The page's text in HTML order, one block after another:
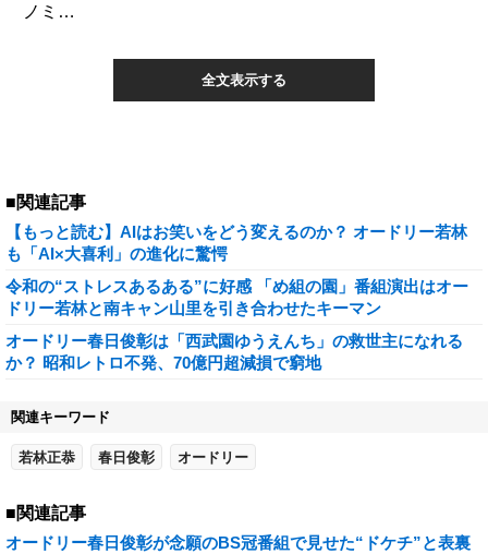
ノミ…
全文表示する
■関連記事
【もっと読む】AIはお笑いをどう変えるのか？ オードリー若林
も「AI×大喜利」の進化に驚愕
令和の“ストレスあるある”に好感 「め組の園」番組演出はオー
ドリー若林と南キャン山里を引き合わせたキーマン
オードリー春日俊彰は「西武園ゆうえんち」の救世主になれる
か？ 昭和レトロ不発、70億円超減損で窮地
関連キーワード
若林正恭 春日俊彰 オードリー
■関連記事
オードリー春日俊彰が念願のBS冠番組で見せた“ドケチ”と表裏